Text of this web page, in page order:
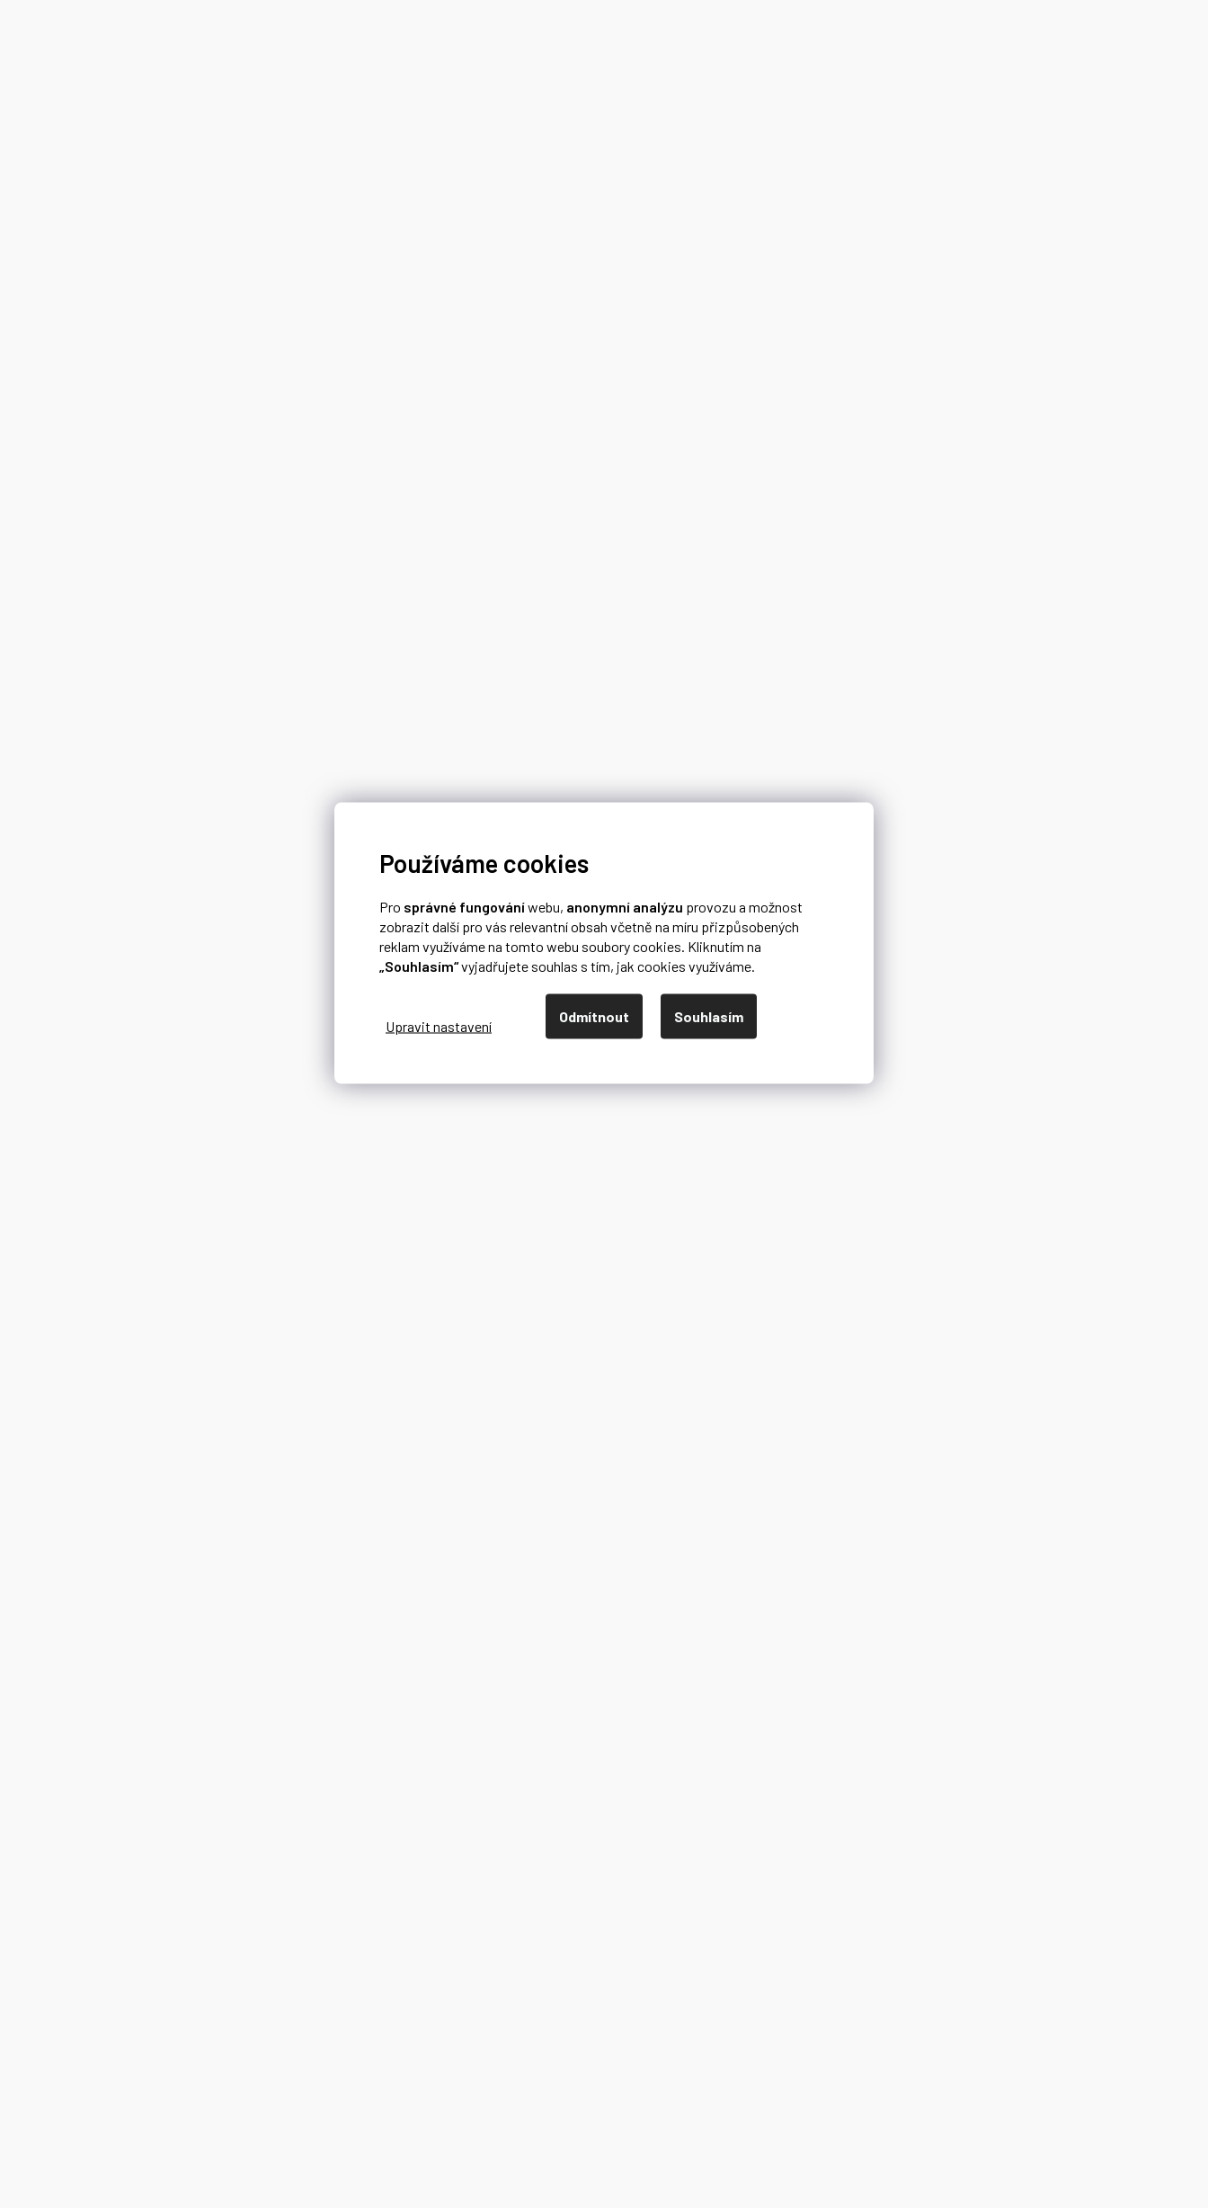
Používáme cookies
Pro správné fungováníwebu, anonymní analýzu provozu a možnost
zobrazit další pro vás relevantní obsah včetně na míru přizpůsobených
reklam využíváme na tomto webu soubory cookies. Kliknutím na
„Souhlasím“vyjadřujete souhlas s tím, jak cookies využíváme.
Odmítnout Souhlasím